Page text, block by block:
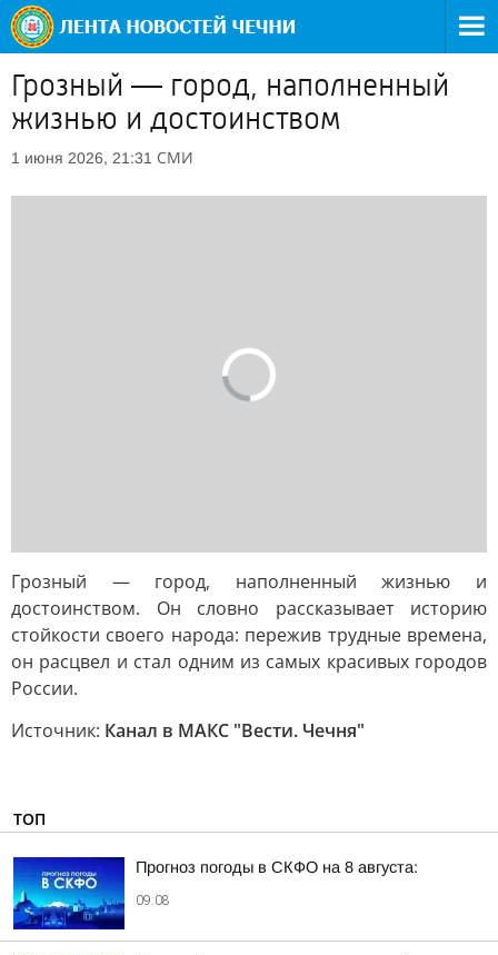
Грозный — город, наполненный
жизнью и достоинством
1 июня 2026, 21:31 СМИ
Грозный — город, наполненный жизнью и
достоинством. Он словно рассказывает историю
стойкости своего народа: пережив трудные времена,
он расцвел и стал одним из самых красивых городов
России.
Источник: Канал в МАКС "Вести. Чечня"
ТОП
Прогноз погоды в СКФО на 8 августа:
09:08